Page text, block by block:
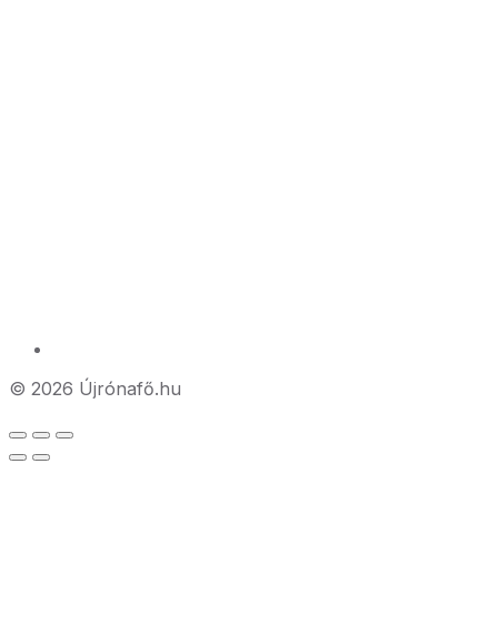
© 2026 Újrónafő.hu